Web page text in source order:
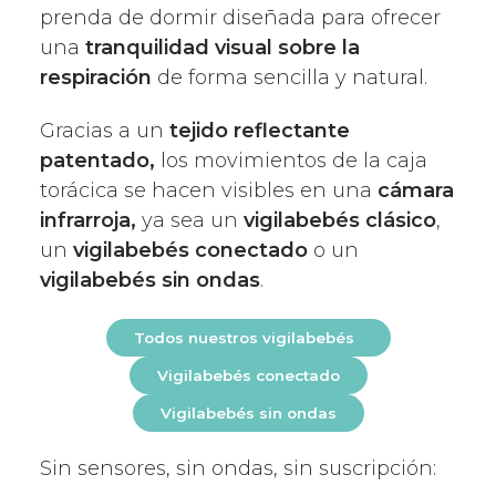
prenda de dormir diseñada para ofrecer
una tranquilidad visual sobre la
respiración de forma sencilla y natural.
Gracias a un tejido reflectante
patentado, los movimientos de la caja
torácica se hacen visibles en una cámara
infrarroja, ya sea un vigilabebés clásico,
un vigilabebés conectado o un
vigilabebés sin ondas.
Todos nuestros vigilabebés
Vigilabebés conectado
Vigilabebés sin ondas
Sin sensores, sin ondas, sin suscripción: